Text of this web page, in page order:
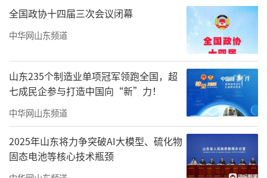
展望未来，滕州市北辛街道中心小学将以
全国政协十四届三次会议闭幕
中华网山东频道
山东235个制造业单项冠军领跑全国，超
七成民企参与打造中国向“新”力！
中华网山东频道
2025年山东将力争突破AI大模型、硫化物
固态电池等核心技术瓶颈